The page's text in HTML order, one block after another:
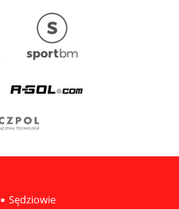
Sędziowie